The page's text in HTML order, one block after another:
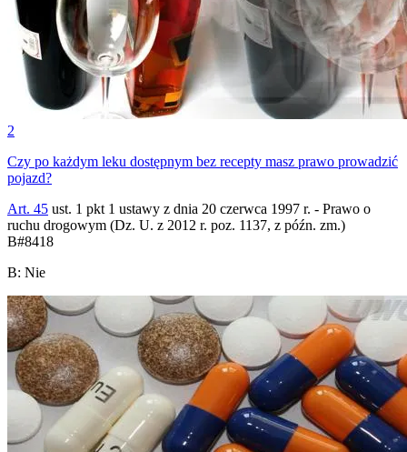
2
Czy po każdym leku dostępnym bez recepty masz prawo prowadzić
pojazd?
Art. 45 ust. 1 pkt 1 ustawy z dnia 20 czerwca 1997 r. - Prawo o
ruchu drogowym (Dz. U. z 2012 r. poz. 1137, z późn. zm.)
B#8418
B: Nie